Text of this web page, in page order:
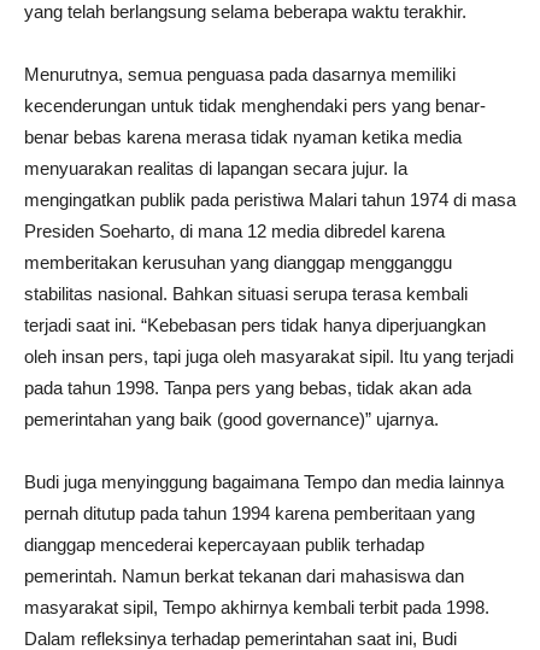
yang telah berlangsung selama beberapa waktu terakhir.
Menurutnya, semua penguasa pada dasarnya memiliki
kecenderungan untuk tidak menghendaki pers yang benar-
benar bebas karena merasa tidak nyaman ketika media
menyuarakan realitas di lapangan secara jujur. Ia
mengingatkan publik pada peristiwa Malari tahun 1974 di masa
Presiden Soeharto, di mana 12 media dibredel karena
memberitakan kerusuhan yang dianggap mengganggu
stabilitas nasional. Bahkan situasi serupa terasa kembali
terjadi saat ini. “Kebebasan pers tidak hanya diperjuangkan
oleh insan pers, tapi juga oleh masyarakat sipil. Itu yang terjadi
pada tahun 1998. Tanpa pers yang bebas, tidak akan ada
pemerintahan yang baik (good governance)” ujarnya.
Budi juga menyinggung bagaimana Tempo dan media lainnya
pernah ditutup pada tahun 1994 karena pemberitaan yang
dianggap mencederai kepercayaan publik terhadap
pemerintah. Namun berkat tekanan dari mahasiswa dan
masyarakat sipil, Tempo akhirnya kembali terbit pada 1998.
Dalam refleksinya terhadap pemerintahan saat ini, Budi